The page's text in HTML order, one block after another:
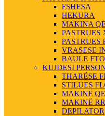
FSHESA
HEKURA
MAKINA
PASTRUES
PASTRUES
VRASESE
BAULE
KUJDESI
THARËSE
STILUES
MAKINË
MAKINË
DEPILATOR